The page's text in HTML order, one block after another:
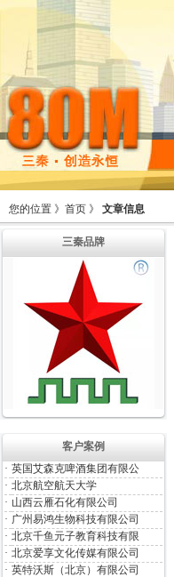
您的位置 》 首页 》 文章信息
三秦品牌
客户案例
· 英国艾森克啤酒集团有限公
· 北京航空航天大学
· 山西云雁石化有限公司
· 广州易鸿生物科技有限公司
· 北京千鱼元子教育科技有限
· 北京爱享文化传媒有限公司
· 英特沃斯（北京）有限公司